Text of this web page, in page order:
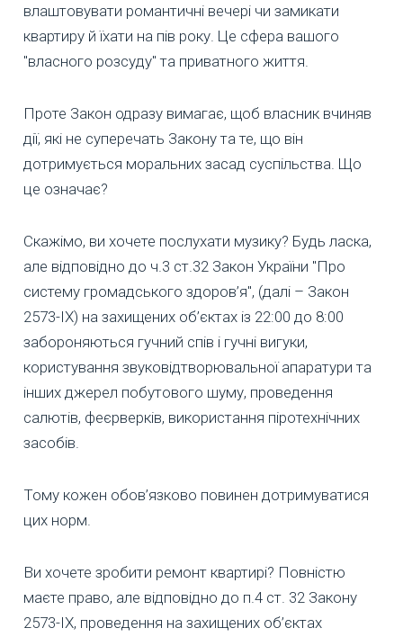
влаштовувати романтичні вечері чи замикати
квартиру й їхати на пів року. Це сфера вашого
"власного розсуду" та приватного життя.
Проте Закон одразу вимагає, щоб власник вчиняв
дії, які не суперечать Закону та те, що він
дотримується моральних засад суспільства. Що
це означає?
Скажімо, ви хочете послухати музику? Будь ласка,
але відповідно до ч.3 ст.32 Закон України "Про
систему громадського здоров’я", (далі – Закон
2573-IX) на захищених об’єктах із 22:00 до 8:00
забороняються гучний спів і гучні вигуки,
користування звуковідтворювальної апаратури та
інших джерел побутового шуму, проведення
салютів, феєрверків, використання піротехнічних
засобів.
Тому кожен обов’язково повинен дотримуватися
цих норм.
Ви хочете зробити ремонт квартирі? Повністю
маєте право, але відповідно до п.4 ст. 32 Закону
2573-IX, проведення на захищених об’єктах